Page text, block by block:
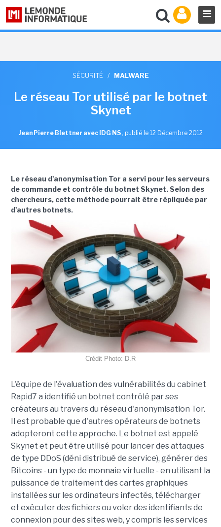
SÉCURITÉ / MALWARE
Le réseau Tor utilisé par le botnet
Skynet
Jean Pierre Blettner avec IDG NS , publié le 12 Décembre 2012
Le réseau d'anonymisation Tor a servi pour les serveurs
de commande et contrôle du botnet Skynet. Selon des
chercheurs, cette méthode pourrait être répliquée par
d'autres botnets.
Crédit Photo: D.R
L'équipe de l'évaluation des vulnérabilités du cabinet
Rapid7 a identifié un botnet contrôlé par ses
créateurs au travers du réseau d'anonymisation Tor.
Il est probable que d'autres opérateurs de botnets
adopteront cette approche. Le botnet est appelé
Skynet et peut être utilisé pour lancer des attaques
de type DDoS (déni distribué de service), générer des
Bitcoins - un type de monnaie virtuelle - en utilisant la
puissance de traitement des cartes graphiques
installées sur les ordinateurs infectés, télécharger
et exécuter des fichiers ou voler des identifiants de
connexion pour des sites web, y compris les services